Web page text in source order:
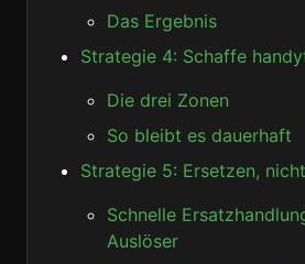
Das Ergebnis
Strategie 4: Schaffe
Die drei Zonen
So bleibt es dauerhaft
Strategie 5: Ersetzen,
Schnelle
Auslöser